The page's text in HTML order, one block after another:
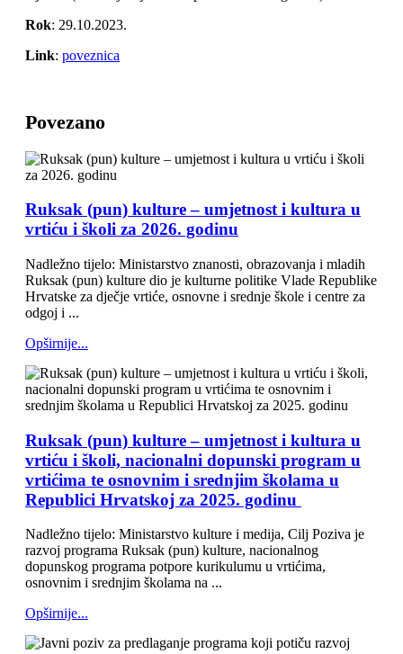
Rok: 29.10.2023.
Link: poveznica
Povezano
Ruksak (pun) kulture – umjetnost i kultura u
vrtiću i školi za 2026. godinu
Nadležno tijelo: Ministarstvo znanosti, obrazovanja i mladih
Ruksak (pun) kulture dio je kulturne politike Vlade Republike
Hrvatske za dječje vrtiće, osnovne i srednje škole i centre za
odgoj i ...
Opširnije...
Ruksak (pun) kulture – umjetnost i kultura u
vrtiću i školi, nacionalni dopunski program u
vrtićima te osnovnim i srednjim školama u
Republici Hrvatskoj za 2025. godinu
Nadležno tijelo: Ministarstvo kulture i medija, Cilj Poziva je
razvoj programa Ruksak (pun) kulture, nacionalnog
dopunskog programa potpore kurikulumu u vrtićima,
osnovnim i srednjim školama na ...
Opširnije...